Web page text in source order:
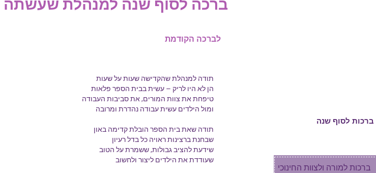
לברכה הקודמת
תודה למנהלת שהקדישה שעות על שעות
הן לא היו לריק – עשית בבית הספר פלאות
טיפחת את צוות המורים, את סביבות העבודה
ומול הילדים עשית עבודה נהדרת ומרובה
תודה שאת בית הספר הובלת קדימה באון
שבחנת ברצינות ראויה כל בדל רעיון
שידעת להציב גבולות, ששמרת על הטוב
שעודדת את הילדים ליצור ולחשוב
ברכות לסוף שנה
ברכות למורה ולצוות החינוכי